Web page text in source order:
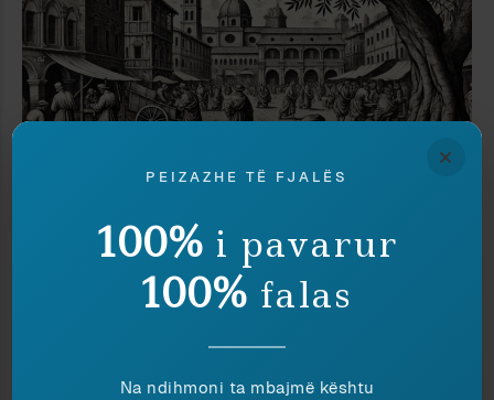
Ardian Vehbiu
NA LINI TË LUAJMË
Ardian Vehbiu
EPIKA E ARRATISJES
×
PEIZAZHE TË FJALËS
100% i pavarur
100% falas
Na ndihmoni ta mbajmë kështu